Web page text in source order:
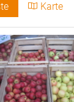
Karte